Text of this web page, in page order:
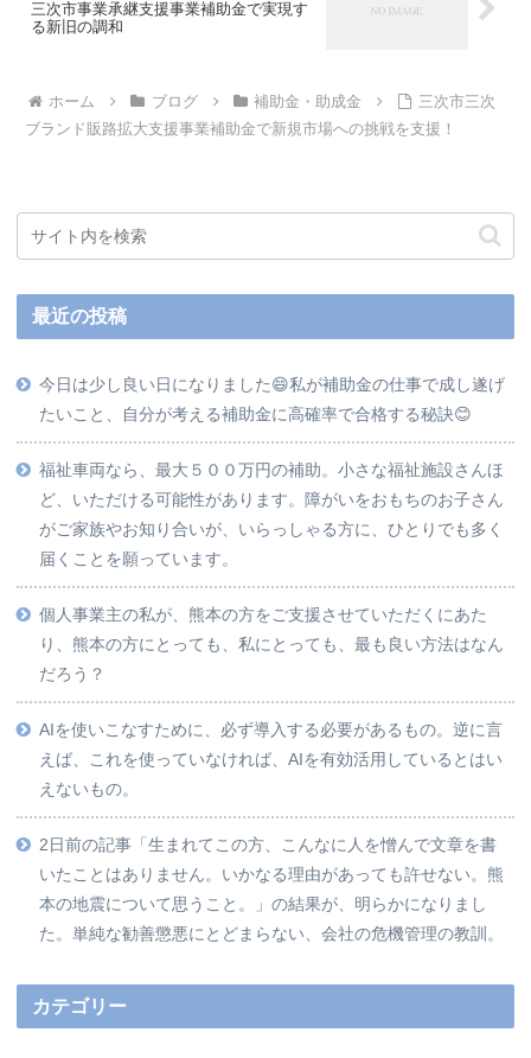
三次市事業承継支援事業補助金で実現す
る新旧の調和
ホーム ブログ 補助金・助成金
三次市三次
ブランド販路拡大支援事業補助金で新規市場への挑戦を支援！
最近の投稿
今日は少し良い日になりました😄私が補助金の仕事で成し遂げ
たいこと、自分が考える補助金に高確率で合格する秘訣😊
福祉車両なら、最大５００万円の補助。小さな福祉施設さんほ
ど、いただける可能性があります。障がいをおもちのお子さん
がご家族やお知り合いが、いらっしゃる方に、ひとりでも多く
届くことを願っています。
個人事業主の私が、熊本の方をご支援させていただくにあた
り、熊本の方にとっても、私にとっても、最も良い方法はなん
だろう？
AIを使いこなすために、必ず導入する必要があるもの。逆に言
えば、これを使っていなければ、AIを有効活用しているとはい
えないもの。
2日前の記事「生まれてこの方、こんなに人を憎んで文章を書
いたことはありません。いかなる理由があっても許せない。熊
本の地震について思うこと。」の結果が、明らかになりまし
た。単純な勧善懲悪にとどまらない、会社の危機管理の教訓。
カテゴリー